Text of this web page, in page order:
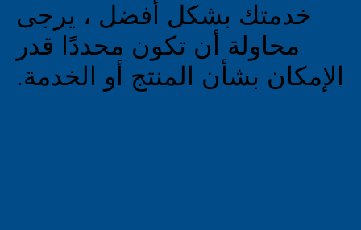
خدمتك بشكل أفضل ، يرجى
محاولة أن تكون محددًا قدر
الإمكان بشأن المنتج أو الخدمة.